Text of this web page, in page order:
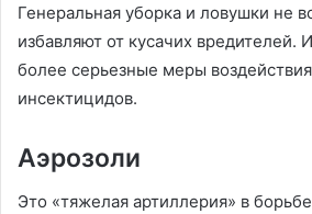
Генеральная уборка и ловушки не
избавляют от кусачих вредителей.
более серьезные меры
инсектицидов.
Аэрозоли
Это «тяжелая артиллерия» в